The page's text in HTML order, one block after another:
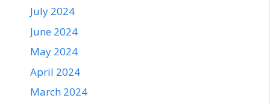
July 2024
June 2024
May 2024
April 2024
March 2024